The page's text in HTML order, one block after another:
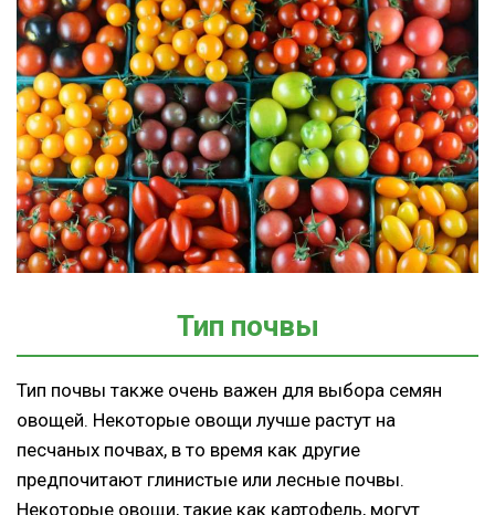
Тип почвы
Тип почвы также очень важен для выбора семян
овощей. Некоторые овощи лучше растут на
песчаных почвах, в то время как другие
предпочитают глинистые или лесные почвы.
Некоторые овощи, такие как картофель, могут